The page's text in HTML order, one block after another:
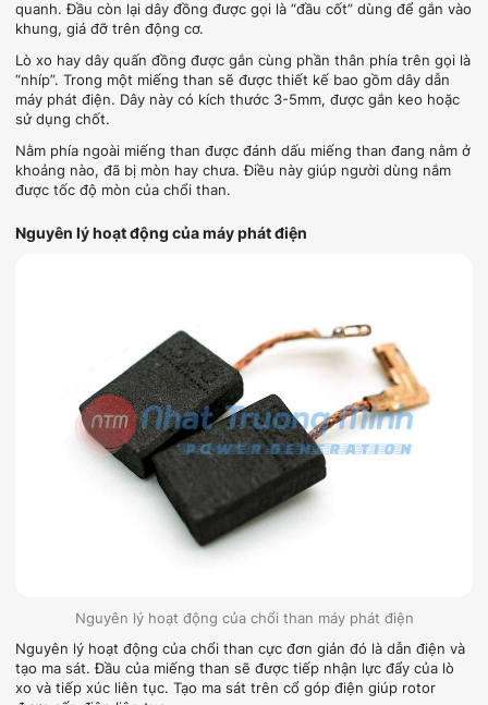
quanh. Đầu còn lại dây đồng được gọi là “đầu cốt” dùng để gắn vào
khung, giá đỡ trên động cơ.
Lò xo hay dây quấn đồng được gắn cùng phần thân phía trên gọi là
“nhíp”. Trong một miếng than sẽ được thiết kế bao gồm dây dẫn
máy phát điện. Dây này có kích thước 3-5mm, được gắn keo hoặc
sử dụng chốt.
Nằm phía ngoài miếng than được đánh dấu miếng than đang nằm ở
khoảng nào, đã bị mòn hay chưa. Điều này giúp người dùng nắm
được tốc độ mòn của chổi than.
Nguyên lý hoạt động của máy phát điện
Nguyên lý hoạt động của chổi than máy phát điện
Nguyên lý hoạt động của chổi than cực đơn giản đó là dẫn điện và
tạo ma sát. Đầu của miếng than sẽ được tiếp nhận lực đẩy của lò
xo và tiếp xúc liên tục. Tạo ma sát trên cổ góp điện giúp rotor